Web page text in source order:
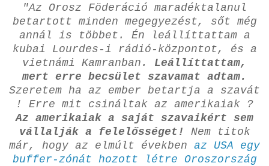
"Az Orosz Föderáció maradéktalanul
betartott minden megegyezést, sőt még
annál is többet. Én leállíttattam a
kubai Lourdes-i rádió-központot, és a
vietnámi Kamranban. Leállíttattam,
mert erre becsület szavamat adtam.
Szeretem ha az ember betartja a szavát
! Erre mit csináltak az amerikaiak ?
Az amerikaiak a saját szavaikért sem
vállalják a felelősséget! Nem titok
már, hogy az elmúlt években az USA egy
buffer-zónát hozott létre Oroszország